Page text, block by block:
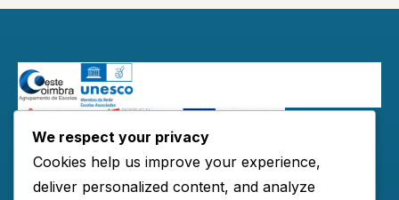
Redes Sociais:
We respect your privacy
Cookies help us improve your experience,
deliver personalized content, and analyze